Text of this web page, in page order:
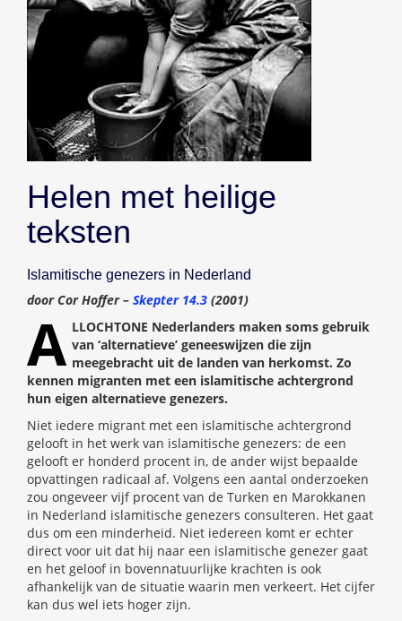
Helen met heilige
teksten
Islamitische genezers in Nederland
door Cor Hoffer – Skepter 14.3 (2001)
A LLOCHTONE Nederlanders maken soms gebruik
van ‘alternatieve’ geneeswijzen die zijn
meegebracht uit de landen van herkomst. Zo
kennen migranten met een islamitische achtergrond
hun eigen alternatieve genezers.
Niet iedere migrant met een islamitische achtergrond
gelooft in het werk van islamitische genezers: de een
gelooft er honderd procent in, de ander wijst bepaalde
opvattingen radicaal af. Volgens een aantal onderzoeken
zou ongeveer vijf procent van de Turken en Marokkanen
in Nederland islamitische genezers consulteren. Het gaat
dus om een minderheid. Niet iedereen komt er echter
direct voor uit dat hij naar een islamitische genezer gaat
en het geloof in bovennatuurlijke krachten is ook
afhankelijk van de situatie waarin men verkeert. Het cijfer
kan dus wel iets hoger zijn.